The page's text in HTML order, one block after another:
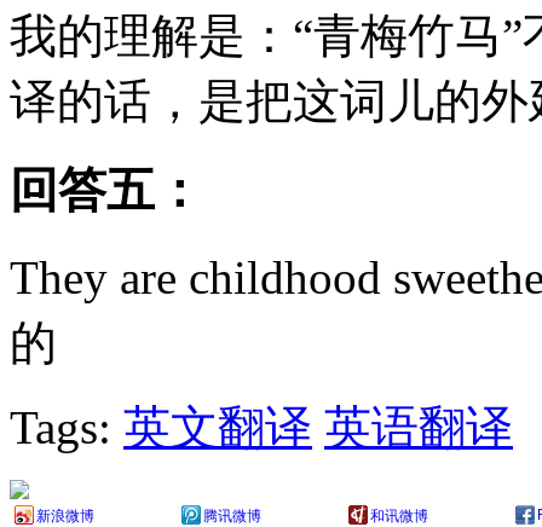
我的理解是：“青梅竹马
译的话，是把这词儿的
回答五：
They are childhood
的
Tags: 英文翻译 英语翻译
新浪微博 腾讯微博 和讯微博